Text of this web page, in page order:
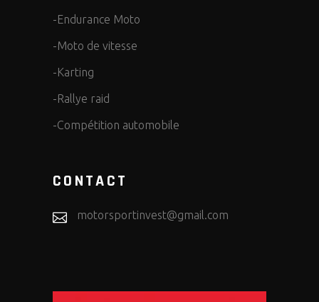
-Endurance Moto
-Moto de vitesse
-Karting
-Rallye raid
-Compétition automobile
CONTACT
motorsportinvest@gmail.com